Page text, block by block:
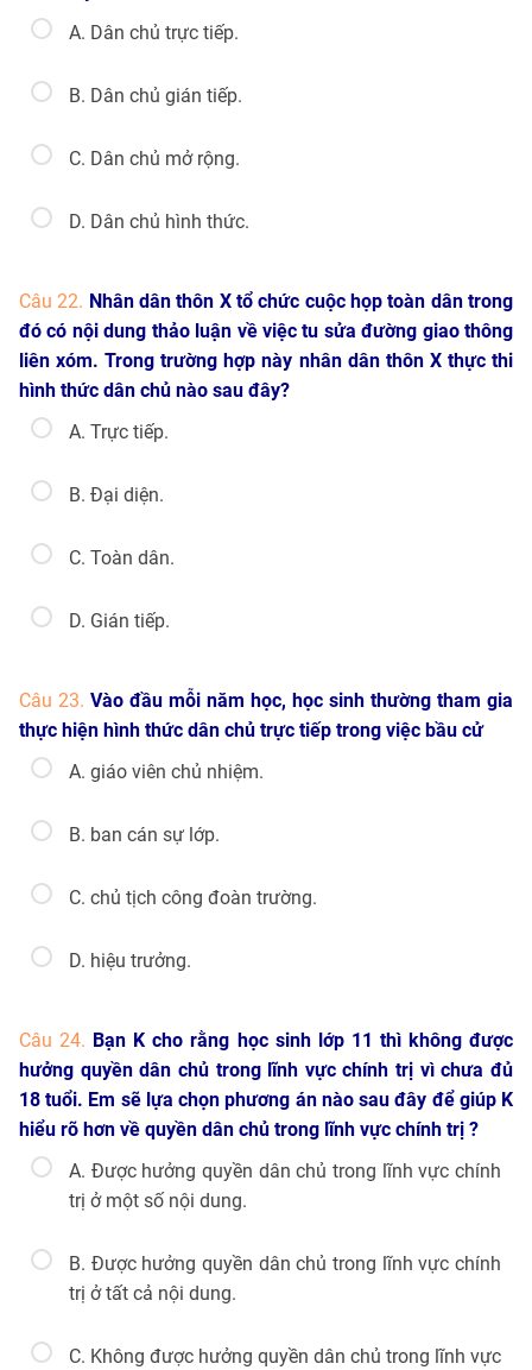
A. Dân chủ trực tiếp.
B. Dân chủ gián tiếp.
C. Dân chủ mở rộng.
D. Dân chủ hình thức.
Câu 22. Nhân dân thôn X tổ chức cuộc họp toàn dân trong
đó có nội dung thảo luận về việc tu sửa đường giao thông
liên xóm. Trong trường hợp này nhân dân thôn X thực thi
hình thức dân chủ nào sau đây?
A. Trực tiếp.
B. Đại diện.
C. Toàn dân.
D. Gián tiếp.
Câu 23. Vào đầu mỗi năm học, học sinh thường tham gia
thực hiện hình thức dân chủ trực tiếp trong việc bầu cử
A. giáo viên chủ nhiệm.
B. ban cán sự lớp.
C. chủ tịch công đoàn trường.
D. hiệu trưởng.
Câu 24. Bạn K cho rằng học sinh lớp 11 thì không được
hưởng quyền dân chủ trong lĩnh vực chính trị vì chưa đủ
18 tuổi. Em sẽ lựa chọn phương án nào sau đây để giúp K
hiểu rõ hơn về quyền dân chủ trong lĩnh vực chính trị ?
A. Được hưởng quyền dân chủ trong lĩnh vực chính
trị ở một số nội dung.
B. Được hưởng quyền dân chủ trong lĩnh vực chính
trị ở tất cả nội dung.
C. Không được hưởng quyền dân chủ trong lĩnh vực